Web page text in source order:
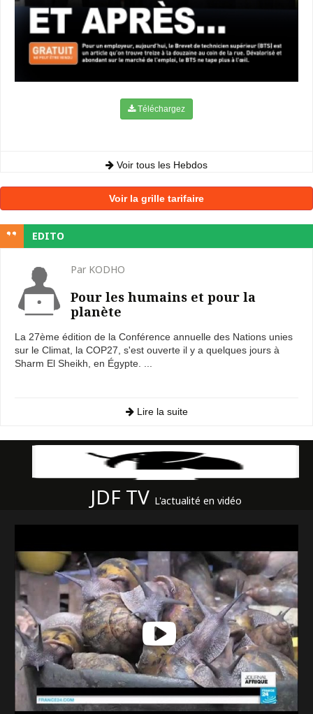
Téléchargez
Voir tous les Hebdos
Voir la grille tarifaire
EDITO
Par KODHO
Pour les humains et pour la
planète
La 27ème édition de la Conférence annuelle des Nations unies
sur le Climat, la COP27, s'est ouverte il y a quelques jours à
Sharm El Sheikh, en Égypte. ...
Lire la suite
JDF TV L'actualité en vidéo